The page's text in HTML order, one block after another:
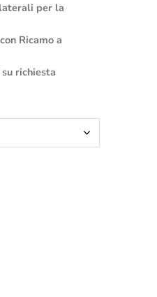
per la
Ricamo a
richiesta